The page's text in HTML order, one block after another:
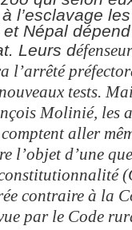
l’esclavage
Népal
Leurs dé
l’arrêté
tests.
Molinié, les
aller
l’objet d’une
é
ée contraire à la
par le Code